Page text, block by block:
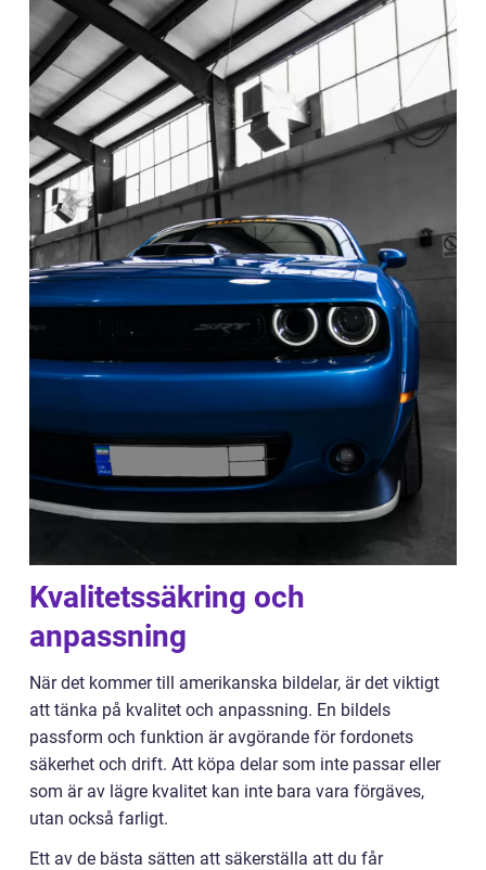
Kvalitetssäkring och
anpassning
När det kommer till amerikanska bildelar, är det viktigt
att tänka på kvalitet och anpassning. En bildels
passform och funktion är avgörande för fordonets
säkerhet och drift. Att köpa delar som inte passar eller
som är av lägre kvalitet kan inte bara vara förgäves,
utan också farligt.
Ett av de bästa sätten att säkerställa att du får